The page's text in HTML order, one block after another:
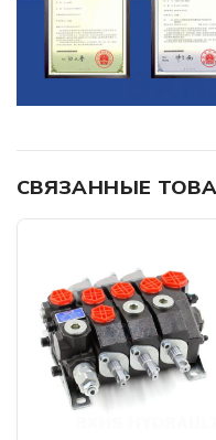
СВЯЗАННЫЕ